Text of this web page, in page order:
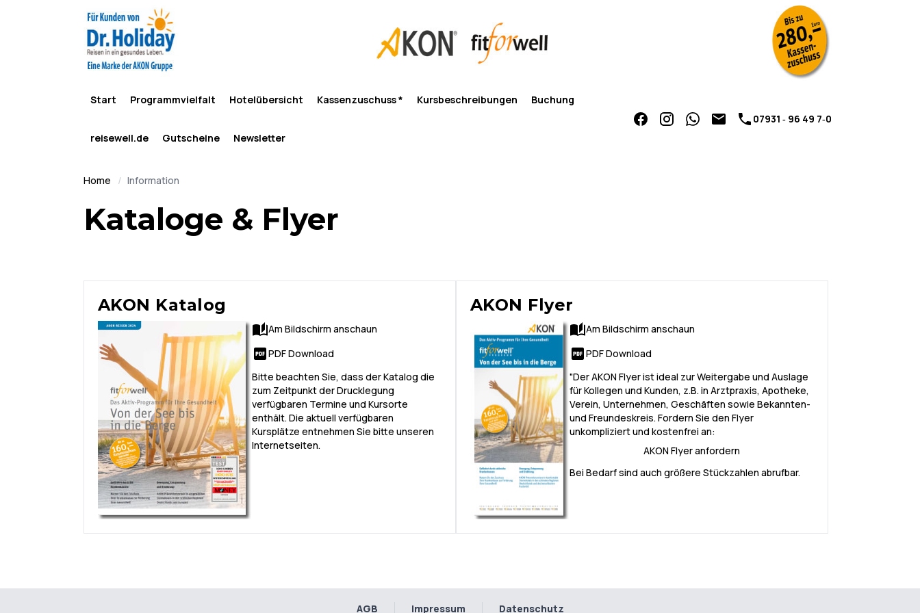
Start Programmvielfalt Hotelübersicht Kassenzuschuss * Kursbeschreibungen Buchung
reisewell.de Gutscheine Newsletter
07931 ‑ 96 49 7‑0
Home Information
Kataloge & Flyer
AKON Katalog
Am Bildschirm anschaun
PDF Download
Bitte beachten Sie, dass der Katalog die
zum Zeitpunkt der Drucklegung
verfügbaren Termine und Kursorte
enthält. Die aktuell verfügbaren
Kursplätze entnehmen Sie bitte unseren
Internetseiten.
AKON Flyer
Am Bildschirm anschaun
PDF Download
"Der AKON Flyer ist ideal zur Weitergabe und Auslage
für Kollegen und Kunden, z.B. in Arztpraxis, Apotheke,
Verein, Unternehmen, Geschäften sowie Bekannten-
und Freundeskreis. Fordern Sie den Flyer
unkompliziert und kostenfrei an:
AKON Flyer anfordern
Bei Bedarf sind auch größere Stückzahlen abrufbar.
AGB Impressum Datenschutz